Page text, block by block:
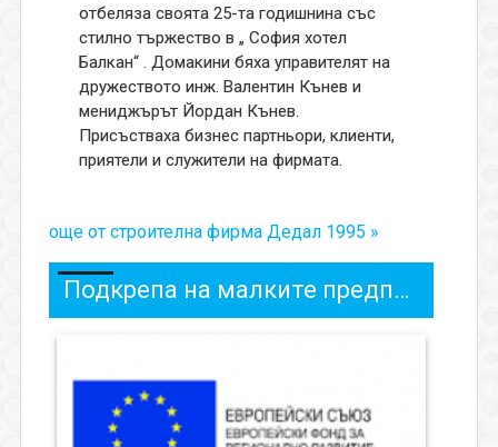
отбеляза своята 25-та годишнина със
стилно тържество в „ София хотел
Балкан“ . Домакини бяха управителят на
дружеството инж. Валентин Кънев и
мениджърът Йордан Кънев.
Присъстваха бизнес партньори, клиенти,
приятели и служители на фирмата.
още от строителна фирма Дедал 1995 »
Подкрепа на малките предприятия